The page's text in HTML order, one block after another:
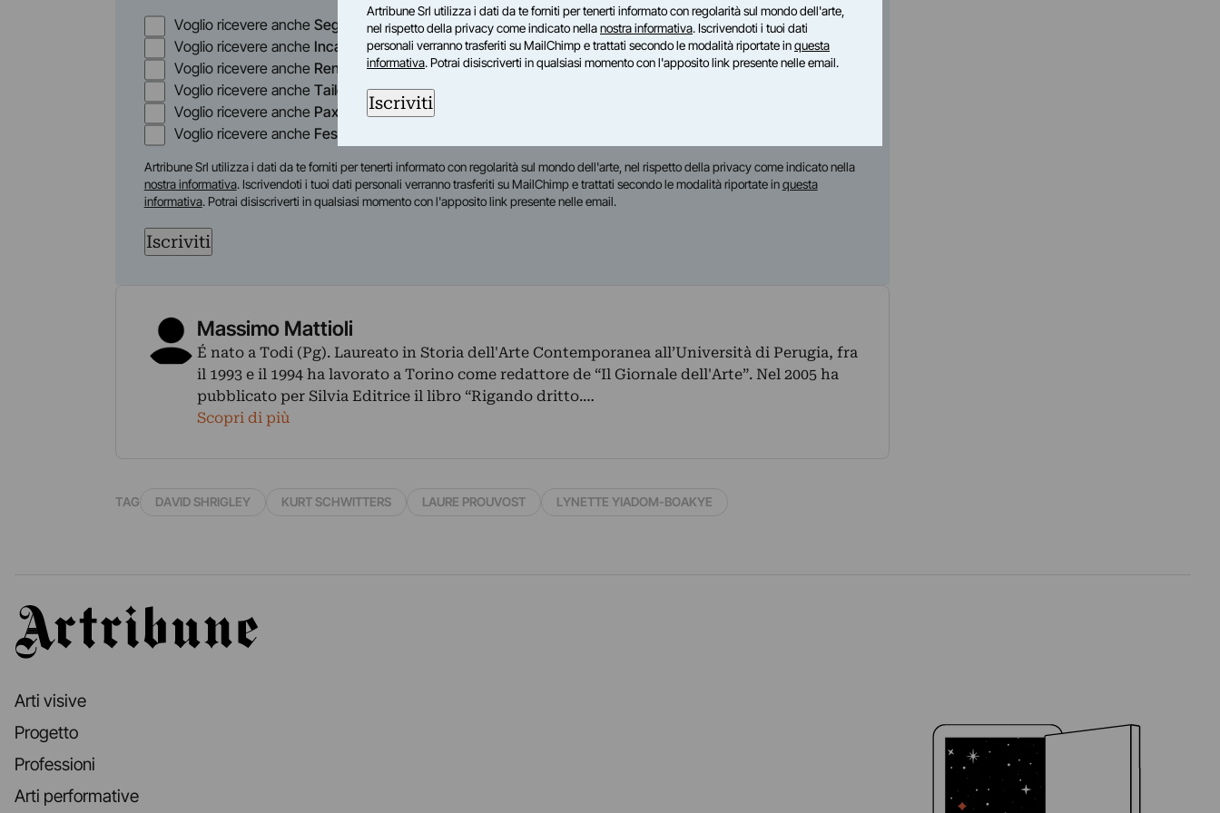
Nome
Opzioni
Voglio ricevere anche Segnala : focus su mostre, festival, didattica ed eventi culturali
Voglio ricevere anche Incanti
: il settimanale sul mercato dell'arte
Voglio ricevere anche Render
: il quindicinale sulla rigenerazione urbana
Voglio ricevere anche Tailor
: il quindicinale su moda e cultura
Voglio ricevere anche Pax : il quindicinale sul turismo culturale
Voglio ricevere anche Fest
Artribune Srl utilizza i dati da te forniti per tenerti informato con regolarità sul mondo dell'arte, nel rispetto della privacy come indicato nella
nostra informativa. Iscrivendoti i tuoi dati personali verranno trasferiti su MailChimp e trattati secondo le modalità riportate inquesta
informativa. Potrai disiscriverti in qualsiasi momento con l'apposito link presente nelle email.
Iscriviti
Massimo Mattioli
É nato a Todi (Pg). Laureato in Storia dell'Arte Contemporanea all’Università di Perugia, fra
il 1993 e il 1994 ha lavorato a Torino come redattore de “Il Giornale dell'Arte”. Nel 2005 ha
pubblicato per Silvia Editrice il libro “Rigando dritto.…
Scopri di più
TAG DAVID SHRIGLEY KURT SCHWITTERS LAURE PROUVOST LYNETTE YIADOM-BOAKYE
Artribune
Arti visive
Progetto
Professioni
Arti performative
Artribune Srl utilizza i dati da te forniti per tenerti informato con regolarità sul mondo dell'arte,
nel rispetto della privacy come indicato nellanostra informativa. Iscrivendoti i tuoi dati
personali verranno trasferiti su MailChimp e trattati secondo le modalità riportate inquesta
informativa. Potrai disiscriverti in qualsiasi momento con l'apposito link presente nelle email.
Iscriviti